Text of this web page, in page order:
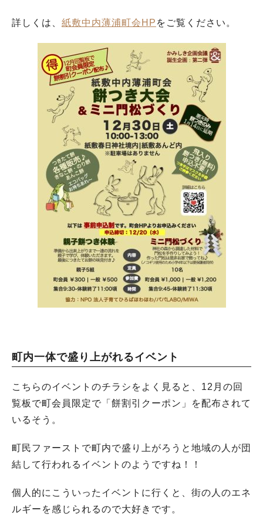
詳しくは、 紙敷中内薄浦町会HP をご覧ください。
町内一体で盛り上がれるイベント
こちらのイベントのチラシをよく見ると、12月の回
覧板で町会員限定で「餅割引クーポン」を配布されて
いるそう。
町民ファーストで町内で盛り上がろうと地域の人が団
結して行われるイベントのようですね！！
個人的にこういったイベントに行くと、街の人のエネ
ルギーを感じられるので大好きです。